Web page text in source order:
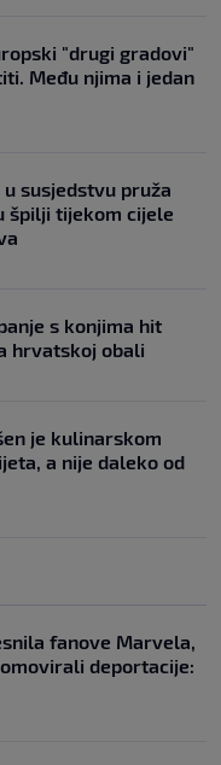
"drugi gradovi"
Među njima i jedan
susjedstvu pruža
špilji tijekom cijele
s konjima hit
hrvatskoj obali
je kulinarskom
a nije daleko od
fanove Marvela,
deportacije: